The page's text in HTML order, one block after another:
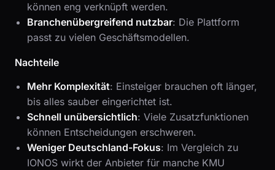
können eng verknüpft werden.
Branchenübergreifend nutzbar: Die Plattform
passt zu vielen Geschäftsmodellen.
Nachteile
Mehr Komplexität: Einsteiger brauchen oft länger,
bis alles sauber eingerichtet ist.
Schnell unübersichtlich: Viele Zusatzfunktionen
können Entscheidungen erschweren.
Weniger Deutschland-Fokus: Im Vergleich zu
IONOS wirkt der Anbieter für manche KMU